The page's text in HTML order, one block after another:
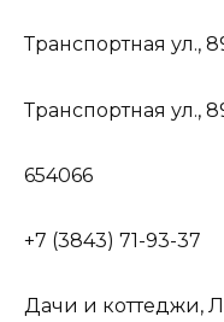
Транспортная ул.,
Транспортная ул.,
654066
+7 (3843) 71-93-37
Дачи и коттеджи,